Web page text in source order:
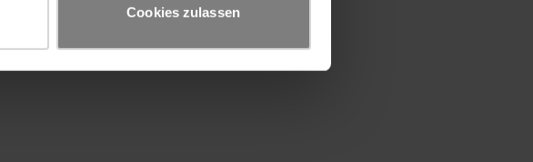
Cookies zulassen